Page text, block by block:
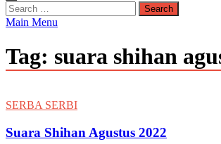
Search
for:
Main Menu
Tag: suara shihan
SERBA SERBI
Suara Shihan Agustus 2022